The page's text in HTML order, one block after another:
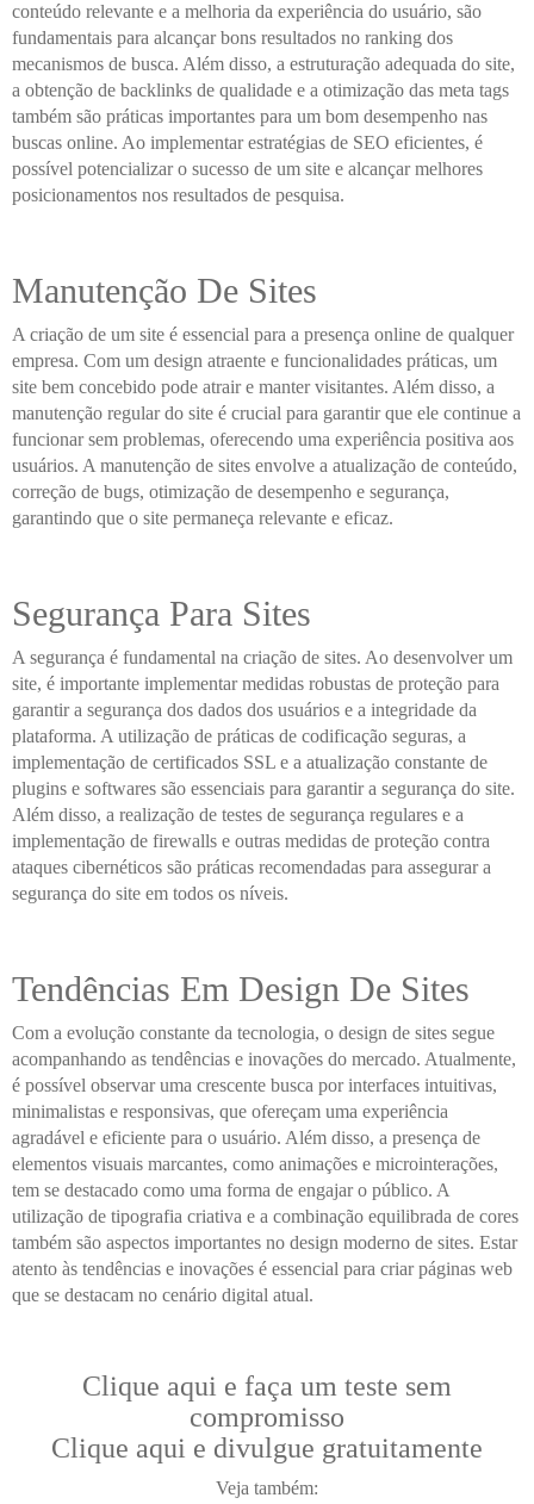
conteúdo relevante e a melhoria da experiência do usuário, são
fundamentais para alcançar bons resultados no ranking dos
mecanismos de busca. Além disso, a estruturação adequada do site,
a obtenção de backlinks de qualidade e a otimização das meta tags
também são práticas importantes para um bom desempenho nas
buscas online. Ao implementar estratégias de SEO eficientes, é
possível potencializar o sucesso de um site e alcançar melhores
posicionamentos nos resultados de pesquisa.
Manutenção De Sites
A criação de um site é essencial para a presença online de qualquer
empresa. Com um design atraente e funcionalidades práticas, um
site bem concebido pode atrair e manter visitantes. Além disso, a
manutenção regular do site é crucial para garantir que ele continue a
funcionar sem problemas, oferecendo uma experiência positiva aos
usuários. A manutenção de sites envolve a atualização de conteúdo,
correção de bugs, otimização de desempenho e segurança,
garantindo que o site permaneça relevante e eficaz.
Segurança Para Sites
A segurança é fundamental na criação de sites. Ao desenvolver um
site, é importante implementar medidas robustas de proteção para
garantir a segurança dos dados dos usuários e a integridade da
plataforma. A utilização de práticas de codificação seguras, a
implementação de certificados SSL e a atualização constante de
plugins e softwares são essenciais para garantir a segurança do site.
Além disso, a realização de testes de segurança regulares e a
implementação de firewalls e outras medidas de proteção contra
ataques cibernéticos são práticas recomendadas para assegurar a
segurança do site em todos os níveis.
Tendências Em Design De Sites
Com a evolução constante da tecnologia, o design de sites segue
acompanhando as tendências e inovações do mercado. Atualmente,
é possível observar uma crescente busca por interfaces intuitivas,
minimalistas e responsivas, que ofereçam uma experiência
agradável e eficiente para o usuário. Além disso, a presença de
elementos visuais marcantes, como animações e microinterações,
tem se destacado como uma forma de engajar o público. A
utilização de tipografia criativa e a combinação equilibrada de cores
também são aspectos importantes no design moderno de sites. Estar
atento às tendências e inovações é essencial para criar páginas web
que se destacam no cenário digital atual.
Clique aqui e faça um teste sem
compromisso
Clique aqui e divulgue gratuitamente
Veja também: